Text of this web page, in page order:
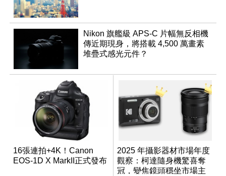
Nikon 旗艦級 APS-C 片幅無反相機
傳近期現身，將搭載 4,500 萬畫素
堆疊式感光元件？
16張連拍+4K！Canon
EOS-1D X MarkII正式發布
2025 年攝影器材市場年度
觀察：柯達隨身機驚喜奪
冠，變焦鏡頭穩坐市場主